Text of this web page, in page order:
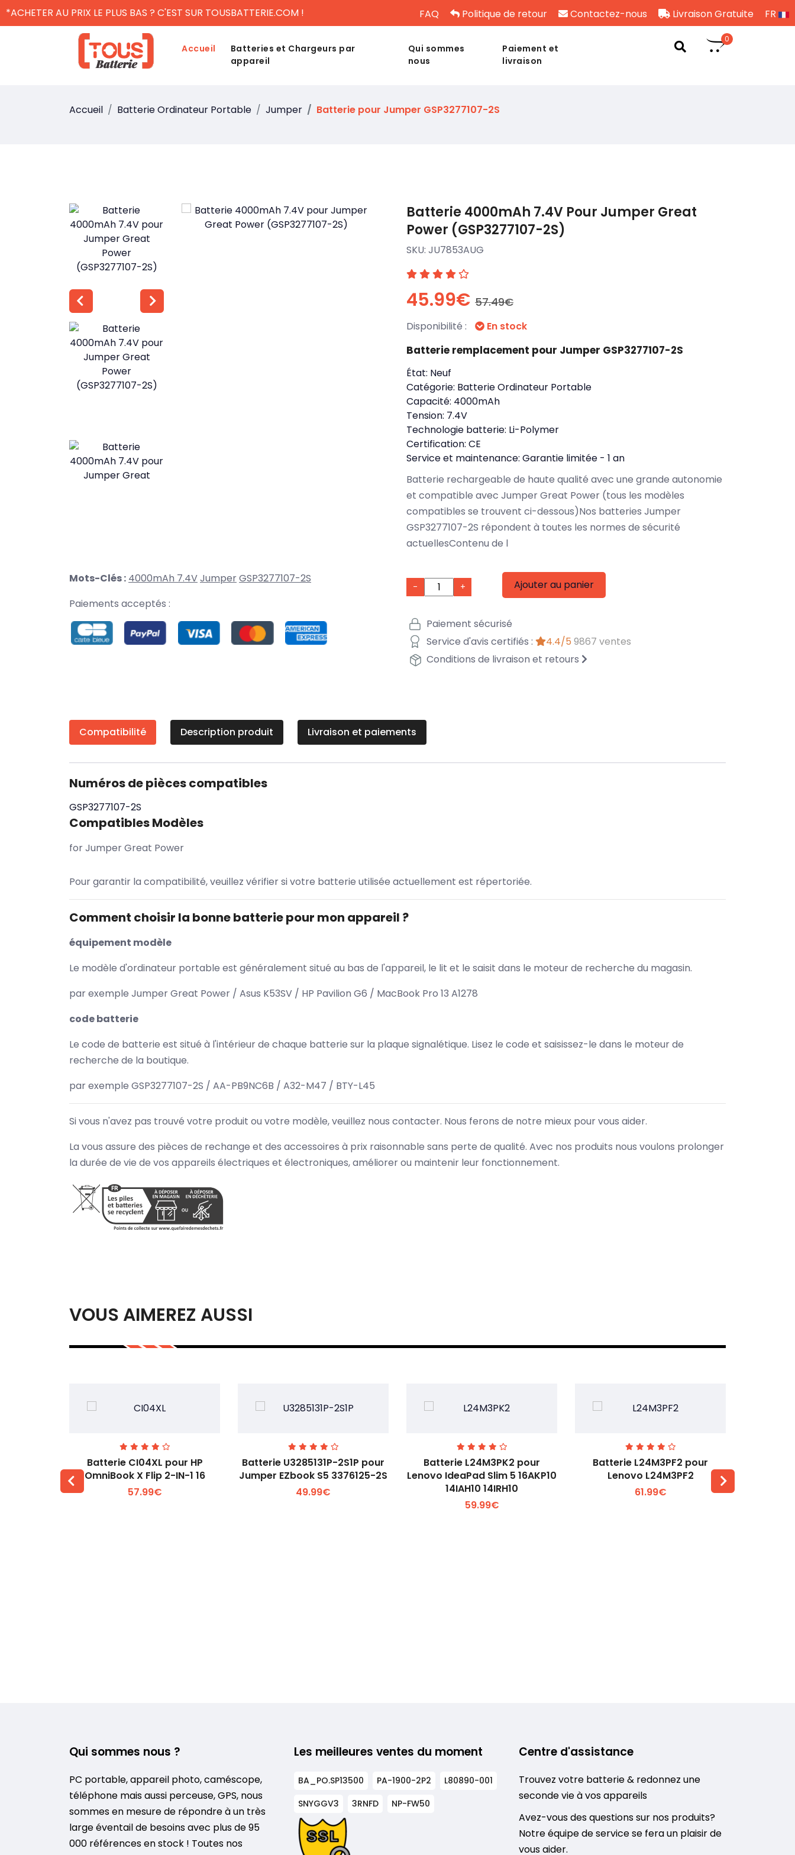
*ACHETER AU PRIX LE PLUS BAS ? C'EST SUR TOUSBATTERIE.COM ! FAQ Politique de retour Contactez-nous Livraison Gratuite FR
Accueil
Batteries et Chargeurs par
appareil
Qui sommes
nous
Paiement et
livraison
0
Accueil Batterie Ordinateur Portable Jumper Batterie pour Jumper GSP3277107-2S
Mots-Clés : 4000mAh 7.4VJumperGSP3277107-2S
Paiements acceptés :
Batterie 4000mAh 7.4V Pour Jumper Great
Power (GSP3277107-2S)
SKU: JU7853AUG
45.99€ 57.49€
Disponibilité : En stock
Batterie remplacement pour Jumper GSP3277107-2S
État: Neuf
Catégorie: Batterie Ordinateur Portable
Capacité: 4000mAh
Tension: 7.4V
Technologie batterie: Li-Polymer
Certification: CE
Service et maintenance: Garantie limitée - 1 an
Batterie rechargeable de haute qualité avec une grande autonomie
et compatible avec Jumper Great Power (tous les modèles
compatibles se trouvent ci-dessous)Nos batteries Jumper
GSP3277107-2S répondent à toutes les normes de sécurité
actuellesContenu de l
- + Ajouter au panier
Paiement sécurisé
Service d'avis certifiés :
4.4/5 9867 ventes
Conditions de livraison et retours
Compatibilité Description produit Livraison et paiements
Numéros de pièces compatibles
GSP3277107-2S
Compatibles Modèles
for Jumper Great Power
Pour garantir la compatibilité, veuillez vérifier si votre batterie utilisée actuellement est répertoriée.
Comment choisir la bonne batterie pour mon appareil ?
équipement modèle
Le modèle d'ordinateur portable est généralement situé au bas de l'appareil, le lit et le saisit dans le moteur de recherche du magasin.
par exemple Jumper Great Power / Asus K53SV / HP Pavilion G6 / MacBook Pro 13 A1278
code batterie
Le code de batterie est situé à l'intérieur de chaque batterie sur la plaque signalétique. Lisez le code et saisissez-le dans le moteur de
recherche de la boutique.
par exemple GSP3277107-2S / AA-PB9NC6B / A32-M47 / BTY-L45
Si vous n'avez pas trouvé votre produit ou votre modèle, veuillez nous contacter. Nous ferons de notre mieux pour vous aider.
La vous assure des pièces de rechange et des accessoires à prix raisonnable sans perte de qualité. Avec nos produits nous voulons prolonger
la durée de vie de vos appareils électriques et électroniques, améliorer ou maintenir leur fonctionnement.
VOUS AIMEREZ AUSSI
Voir plus +
Batterie CI04XL pour HP
OmniBook X Flip 2-IN-1 16
57.99€
Voir plus +
Batterie U3285131P-2S1P pour
Jumper EZbook S5 3376125-2S
49.99€
Voir plus +
Batterie L24M3PK2 pour
Lenovo IdeaPad Slim 5 16AKP10
14IAH10 14IRH10
59.99€
Voir plus +
Batterie L24M3PF2 pour
Lenovo L24M3PF2
61.99€
Qui sommes nous ?
PC portable, appareil photo, caméscope,
téléphone mais aussi perceuse, GPS, nous
sommes en mesure de répondre à un très
large éventail de besoins avec plus de 95
000 références en stock ! Toutes nos
Les meilleures ventes du moment
BA_PO.SP13500 PA-1900-2P2
L80890-001
SNYGGV3
3RNFD NP-FW50
Centre d'assistance
Trouvez votre batterie & redonnez une
seconde vie à vos appareils
Avez-vous des questions sur nos produits?
Notre équipe de service se fera un plaisir de
vous aider.